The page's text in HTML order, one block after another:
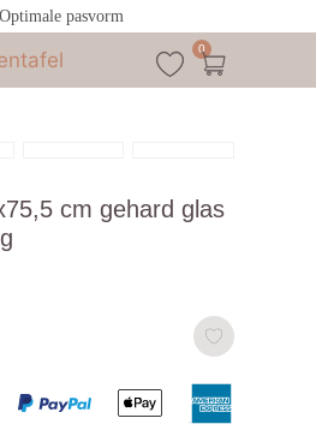
Optimale pasvorm
0
cm gehard glas